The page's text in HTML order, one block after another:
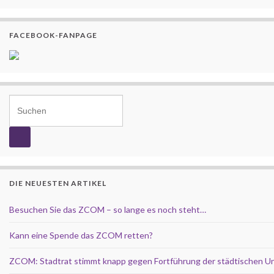
FACEBOOK-FANPAGE
DIE NEUESTEN ARTIKEL
Besuchen Sie das ZCOM – so lange es noch steht…
Kann eine Spende das ZCOM retten?
ZCOM: Stadtrat stimmt knapp gegen Fortführung der städtischen